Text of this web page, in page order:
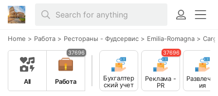
Home > Работа > Рестораны - Фудсервис > Emilia-Romagna >
All Работа
37696
Бухгалтер
ский учет
- Финансы
Реклама -
PR
37696
Развлечен
ия